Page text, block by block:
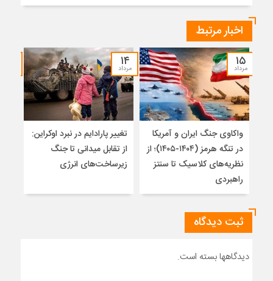
اخبار مرتبط
۱۵
مرداد
واکاوی جنگ ایران و آمریکا
در تنگه هرمز (۱۴۰۴-۱۴۰۵)؛ از
نظریه‌های کلاسیک تا سنتز
راهبردی
۱۴
مرداد
تغییر پارادایم در نبرد اوکراین:
از تقابل میدانی تا جنگ
زیرساخت‌های انرژی
ثبت دیدگاه
دیدگاهها بسته است.